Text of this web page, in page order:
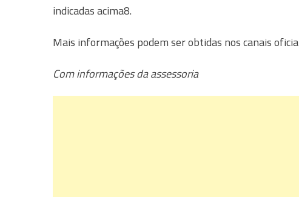
indicadas acima8.
Mais informações podem ser obtidas nos canais
Com informações da assessoria